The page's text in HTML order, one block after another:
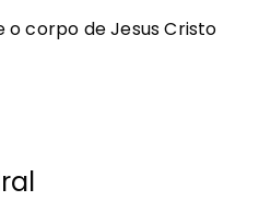
corpo de Jesus Cristo